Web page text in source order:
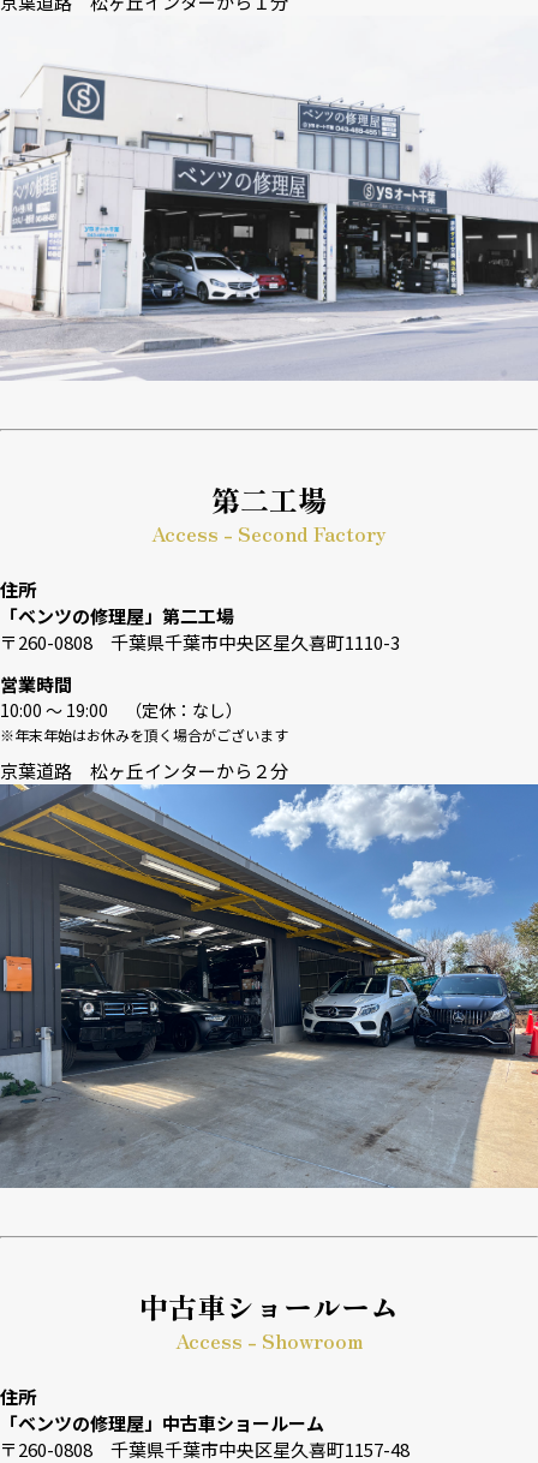
第二工場
Access - Second Factory
住所
「ベンツの修理屋」第二工場
〒260-0808 千葉県千葉市中央区星久喜町1110-3
営業時間
10:00 〜 19:00 （定休：なし）
※年末年始はお休みを頂く場合がございます
京葉道路 松ヶ丘インターから２分
中古車ショールーム
Access - Showroom
住所
「ベンツの修理屋」中古車ショールーム
〒260-0808 千葉県千葉市中央区星久喜町1157-48